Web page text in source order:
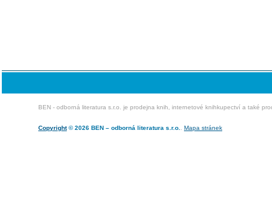
BEN - odborná literatura s.r.o. je prodejna knih, internetové knihkupectví a také
Copyright© 2026 BEN – odborná literatura s.r.o. Mapa stránek